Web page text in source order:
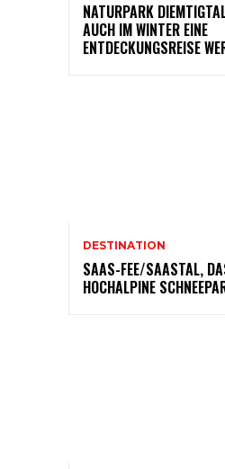
NATURPARK
AUCH IM WINTER EINE
ENTDECKUNGSREISE
DESTINATION
SAAS-FEE/SAASTAL,
HOCHALPINE